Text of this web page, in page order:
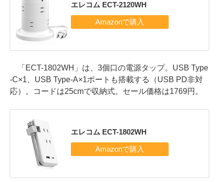
エレコム ECT-2120WH
「ECT-1802WH」は、3個口の電源タップ。USB Type
-C×1、USB Type-A×1ポートも搭載する（USB PD非対
応）。コードは25cmで収納式。セール価格は1769円。
エレコム ECT-1802WH